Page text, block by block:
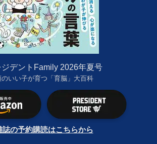
ジデントFamily 2026年夏号
のいい子が育つ「育脳」大百科
誌の予約購読はこちらから